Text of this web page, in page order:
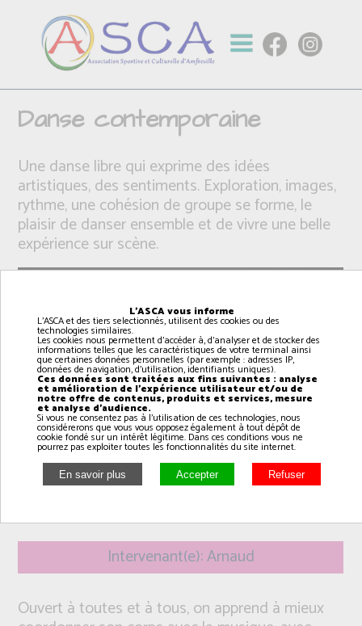
Danse contemporaine
Une danse libre qui exprime des idées
artistiques, des sentiments. Exploration, images,
rythme, une cohésion de groupe se forme, le
plaisir de danser ensemble et de vivre une belle
expérience sur scène.
Intervenant(e): Arnaud
Ouvert à toutes et à tous, on apprend à mieux
L'ASCA vous informe
L'ASCA et des tiers selectionnés, utilisent des cookies ou des
technologies similaires.
Les cookies nous permettent d'accéder à, d'analyser et de stocker des
informations telles que les caractéristiques de votre terminal ainsi
que certaines données personnelles (par exemple : adresses IP,
données de navigation, d'utilisation, identifiants uniques).
Ces données sont traitées aux fins suivantes : analyse
et amélioration de l'expérience utilisateur et/ou de
notre offre de contenus, produits et services, mesure
et analyse d'audience.
Si vous ne consentez pas à l'utilisation de ces technologies, nous
considérerons que vous vous opposez également à tout dépôt de
cookie fondé sur un intérêt légitime. Dans ces conditions vous ne
pourrez pas exploiter toutes les fonctionnalités du site internet.